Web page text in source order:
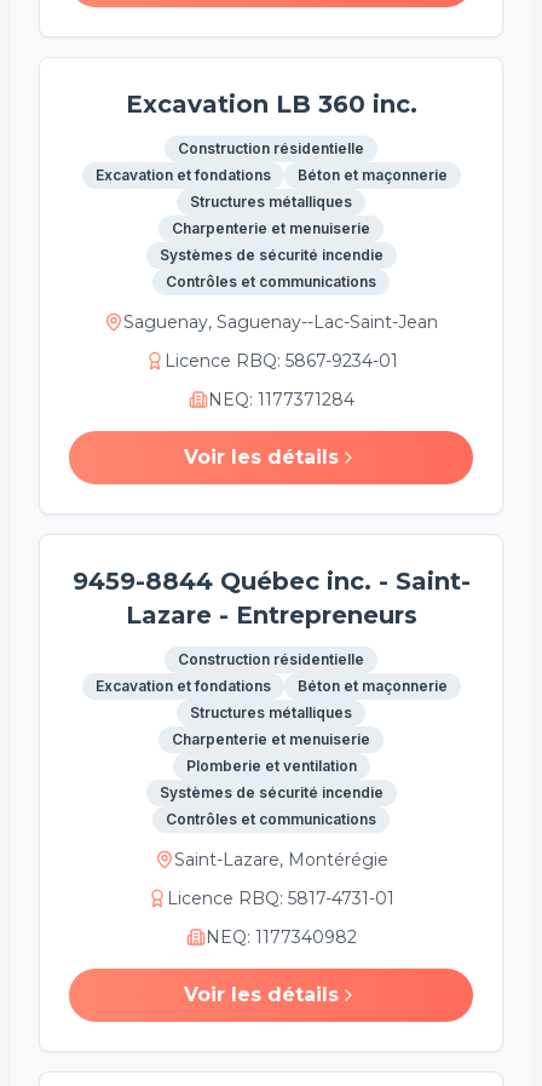
Excavation LB 360 inc.
Construction résidentielle
Excavation et fondations
Béton et maçonnerie
Structures métalliques
Charpenterie et menuiserie
Systèmes de sécurité incendie
Contrôles et communications
Saguenay, Saguenay--Lac-Saint-Jean
Licence RBQ: 5867-9234-01
NEQ: 1177371284
Voir les détails
9459-8844 Québec inc. - Saint-
Lazare - Entrepreneurs
Construction résidentielle
Excavation et fondations
Béton et maçonnerie
Structures métalliques
Charpenterie et menuiserie
Plomberie et ventilation
Systèmes de sécurité incendie
Contrôles et communications
Saint-Lazare, Montérégie
Licence RBQ: 5817-4731-01
NEQ: 1177340982
Voir les détails